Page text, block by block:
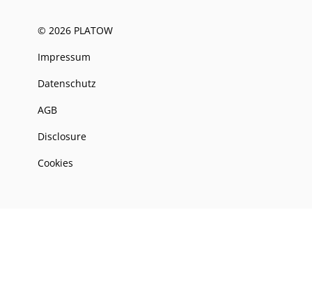
© 2026 PLATOW
Impressum
Datenschutz
AGB
Disclosure
Cookies